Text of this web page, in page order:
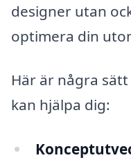
designer utan
optimera din
Här är några
kan hjälpa dig: